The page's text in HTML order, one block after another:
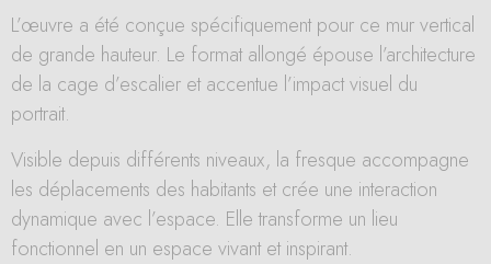
L’œuvre a été conçue spécifiquement pour ce mur vertical
de grande hauteur. Le format allongé épouse l’architecture
de la cage d’escalier et accentue l’impact visuel du
portrait.
Visible depuis différents niveaux, la fresque accompagne
les déplacements des habitants et crée une interaction
dynamique avec l’espace. Elle transforme un lieu
fonctionnel en un espace vivant et inspirant.